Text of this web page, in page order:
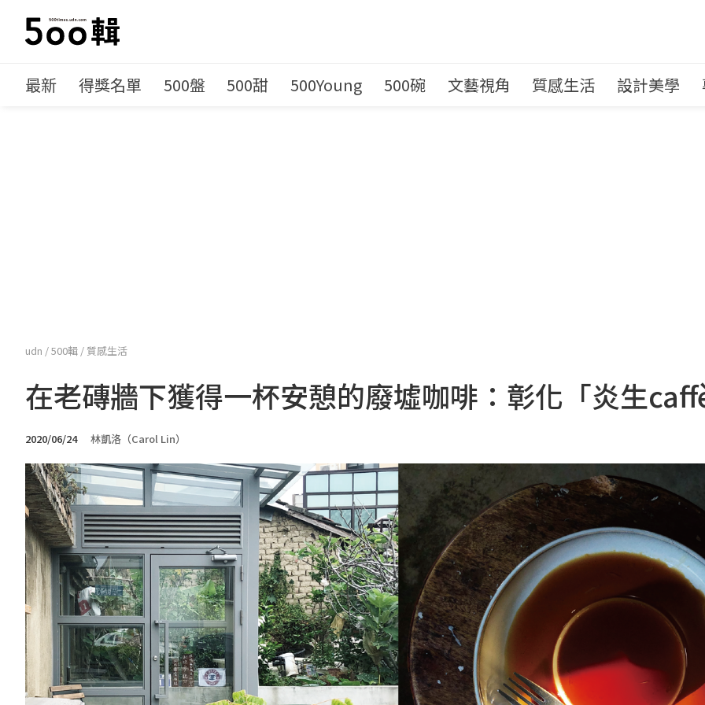
最新 得獎名單 500盤 500甜 500Young 500碗 文藝視角 質感生活 設計美學
udn /500輯 / 質感生活
在老磚牆下獲得一杯安憩的廢墟咖啡：彰化「炎生
2020/06/24 林凱洛（Carol Lin）